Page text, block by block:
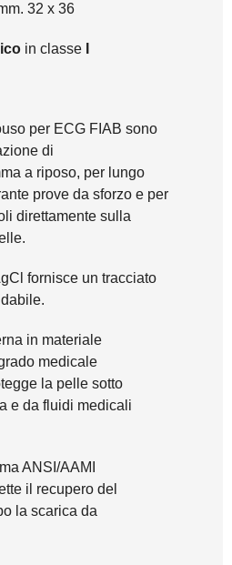
32 x 36
in classe
per ECG FIAB sono
di
a riposo, per lungo
prove da sforzo e per
direttamente sulla
fornisce un tracciato
in materiale
medicale
la pelle sotto
e da fluidi medicali
ANSI/AAMI
il recupero del
la scarica da